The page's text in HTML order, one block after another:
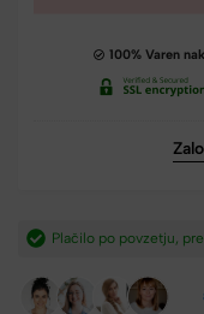
100% Varen
Hitra dostava